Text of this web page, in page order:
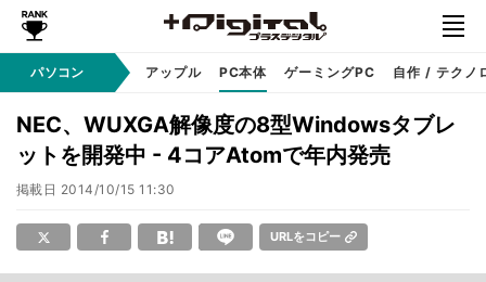
パソコンWindows アップル PC本体 ゲーミングPC 自作 / テクノ
NEC、WUXGA解像度の8型Windowsタブレ
ットを開発中 - 4コアAtomで年内発売
掲載日 2014/10/15 11:30
URLをコピー